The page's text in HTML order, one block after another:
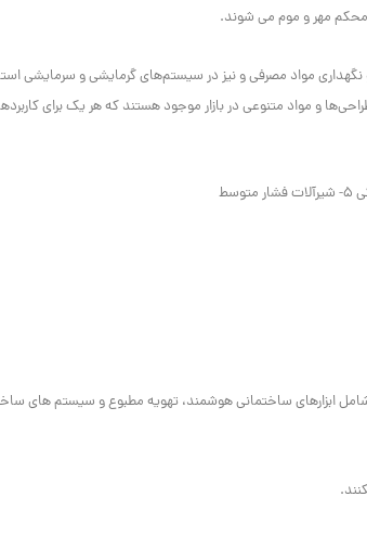
محکم مهر و موم می شوند.
مواد مصرفی و نیز در سیستم‌های گرمایشی و سرمایشی
و مواد متنوعی در بازار موجود هستند که هر یک برای
خودروسازی 3- سازه های بزرگ ساختمانی شامل ابزارهای ساختمانی هوشمند، تهویه مطبوع و سیستم های